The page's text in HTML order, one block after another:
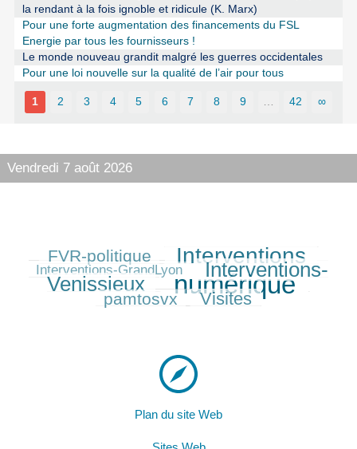
la rendant à la fois ignoble et ridicule (K. Marx)
Pour une forte augmentation des financements du FSL
Energie par tous les fournisseurs !
Le monde nouveau grandit malgré les guerres occidentales
Pour une loi nouvelle sur la qualité de l’air pour tous
1 2 3 4 5 6 7 8 9 … 42 ∞
Vendredi 7 août 2026
233/584FVR-politique
457/584 Interventions
82/584
Interventions-GrandLyon
387/584 Interventions-
Venissieux
584/584 numérique
210/584
pamtosvx Visites
Plan du site Web